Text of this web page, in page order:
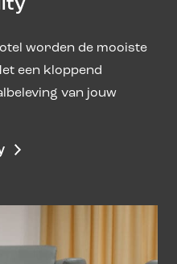
worden de mooiste
een kloppend
van jouw